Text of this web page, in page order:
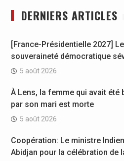
DERNIERS ARTICLES
[France-Présidentielle 2027]
souveraineté démocratique
5 août 2026
À Lens, la femme qui avait été
par son mari est morte
5 août 2026
Coopération: Le ministre
Abidjan pour la célébration de